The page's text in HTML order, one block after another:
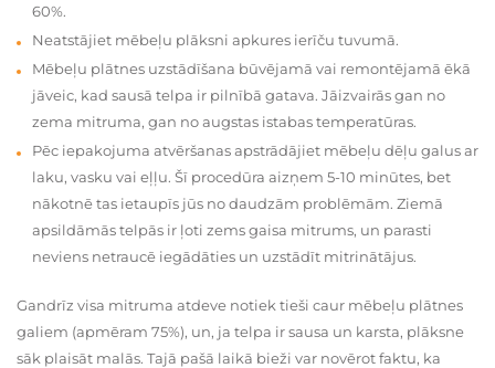
60%.
Neatstājiet mēbeļu plāksni apkures ierīču tuvumā.
Mēbeļu plātnes uzstādīšana būvējamā vai remontējamā ēkā
jāveic, kad sausā telpa ir pilnībā gatava. Jāizvairās gan no
zema mitruma, gan no augstas istabas temperatūras.
Pēc iepakojuma atvēršanas apstrādājiet mēbeļu dēļu galus ar
laku, vasku vai eļļu. Šī procedūra aizņem 5-10 minūtes, bet
nākotnē tas ietaupīs jūs no daudzām problēmām. Ziemā
apsildāmās telpās ir ļoti zems gaisa mitrums, un parasti
neviens netraucē iegādāties un uzstādīt mitrinātājus.
Gandrīz visa mitruma atdeve notiek tieši caur mēbeļu plātnes
galiem (apmēram 75%), un, ja telpa ir sausa un karsta, plāksne
sāk plaisāt malās. Tajā pašā laikā bieži var novērot faktu, ka